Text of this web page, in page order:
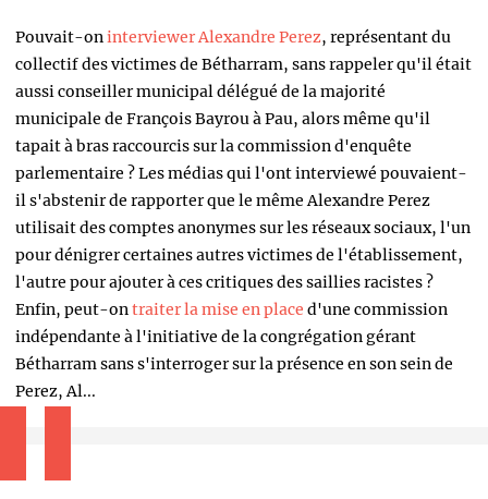
Pouvait-oninterviewer Alexandre Perez, représentant du
collectif des victimes de Bétharram, sans rappeler qu'il était
aussi conseiller municipal délégué de la majorité
municipale de François Bayrou à Pau, alors même qu'il
tapait à bras raccourcis sur la commission d'enquête
parlementaire ? Les médias qui l'ont interviewé pouvaient-
il s'abstenir de rapporter que le même Alexandre Perez
utilisait des comptes anonymes sur les réseaux sociaux, l'un
pour dénigrer certaines autres victimes de l'établissement,
l'autre pour ajouter à ces critiques des saillies racistes ?
Enfin, peut-ontraiter la mise en place d'une commission
indépendante à l'initiative de la congrégation gérant
Bétharram sans s'interroger sur la présence en son sein de
Perez, Al...